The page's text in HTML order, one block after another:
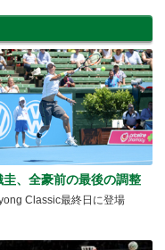
圭、全豪前の最後の調整
Classic最終日に登場